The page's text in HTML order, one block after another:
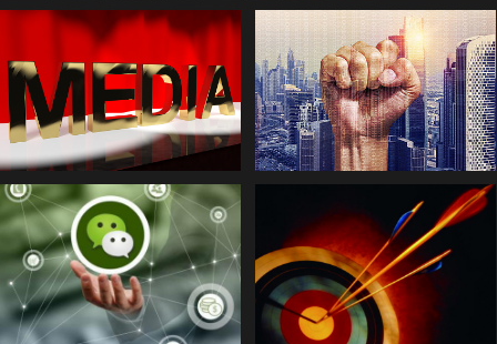
广告设计 业务范围 媒体代理 业务范围
媒体代理 业务范围 品牌管理 业务范围